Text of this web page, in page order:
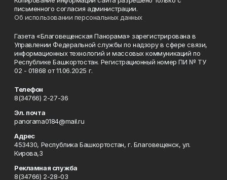
письменного согласия администрации.
Об использовании персональных данных
Газета «Благовещенская Панорама» зарегистрирована в
Управлении Федеральной службы по надзору в сфере связи,
информационных технологий и массовых коммуникаций по
Республике Башкортостан. Регистрационный номер ПИ № ТУ
02 - 01868 от 11.06.2025 г.
Телефон
8(34766) 2-27-36
Эл. почта
panorama0184@mail.ru
Адрес
453430, Республика Башкортостан, г. Благовещенск, ул.
Кирова,3
Рекламная служба
8(34766) 2-28-03